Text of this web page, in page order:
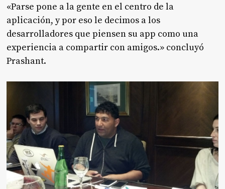
«Parse pone a la gente en el centro de la
aplicación, y por eso le decimos a los
desarrolladores que piensen su app como una
experiencia a compartir con amigos.» concluyó
Prashant.